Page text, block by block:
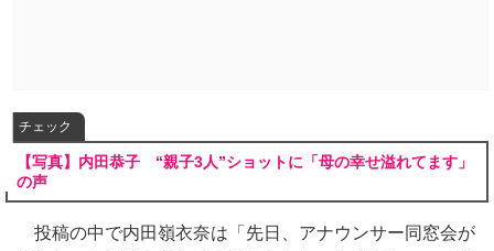
チェック
【写真】内田恭子 “親子3人”ショットに「母の幸せ溢れてます」
の声
投稿の中で内田嶺衣奈は「先日、アナウンサー同窓会が